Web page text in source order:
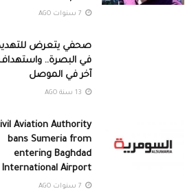
صحفي يتعرض
في البصرة..
آخر في الموصل
Aviation Authority
bans Sumeria from
entering Baghdad
International Airport